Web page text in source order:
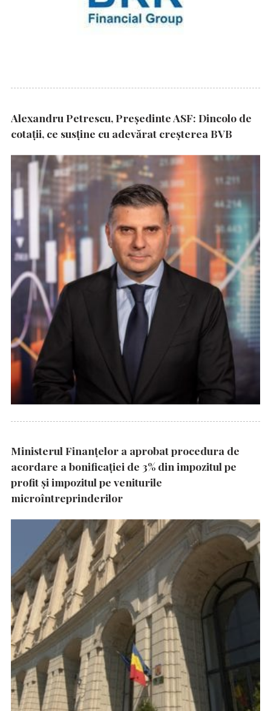
Alexandru Petrescu, Președinte ASF: Dincolo de
cotații, ce susține cu adevărat creșterea BVB
Ministerul Finanțelor a aprobat procedura de
acordare a bonificației de 3% din impozitul pe
profit și impozitul pe veniturile
microîntreprinderilor